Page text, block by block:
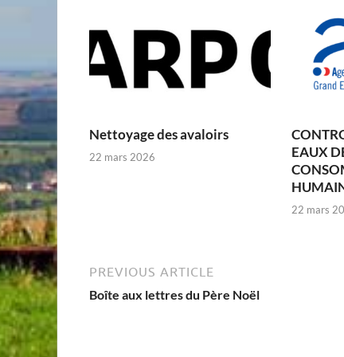
Nettoyage des avaloirs
22 mars 2026
EAUX
22 mars
PREVIOUS ARTICLE
Boîte aux lettres du Père Noël